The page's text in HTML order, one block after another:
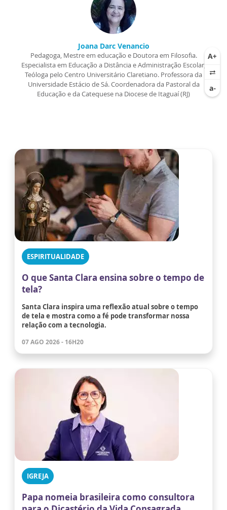
Joana Darc Venancio
Pedagoga, Mestre em educação e Doutora em Filosofia.
Especialista em Educação a Distância e Administração Escolar,
Teóloga pelo Centro Universitário Claretiano. Professora da
Universidade Estácio de Sá. Coordenadora da Pastoral da
Educação e da Catequese na Diocese de Itaguaí (RJ)
ESPIRITUALIDADE
O que Santa Clara ensina sobre o tempo de
tela?
Santa Clara inspira uma reflexão atual sobre o tempo
de tela e mostra como a fé pode transformar nossa
relação com a tecnologia.
07 AGO 2026 - 16H20
IGREJA
Papa nomeia brasileira como consultora